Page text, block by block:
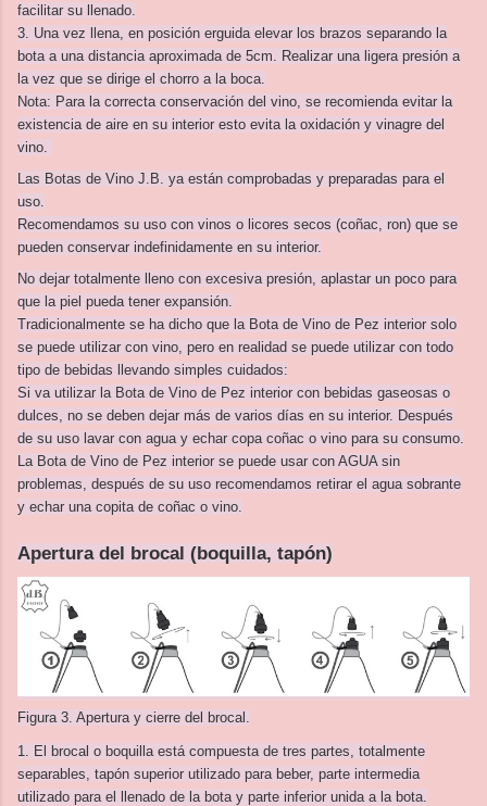
facilitar su llenado.
3. Una vez llena, en posición erguida elevar los brazos separando la
bota a una distancia aproximada de 5cm. Realizar una ligera presión a
la vez que se dirige el chorro a la boca.
Nota: Para la correcta conservación del vino, se recomienda evitar la
existencia de aire en su interior esto evita la oxidación y vinagre del
vino.
Las Botas de Vino J.B. ya están comprobadas y preparadas para el
uso.
Recomendamos su uso con vinos o licores secos (coñac, ron) que se
pueden conservar indefinidamente en su interior.
No dejar totalmente lleno con excesiva presión, aplastar un poco para
que la piel pueda tener expansión.
Tradicionalmente se ha dicho que la Bota de Vino de Pez interior solo
se puede utilizar con vino, pero en realidad se puede utilizar con todo
tipo de bebidas llevando simples cuidados:
Si va utilizar la Bota de Vino de Pez interior con bebidas gaseosas o
dulces, no se deben dejar más de varios días en su interior. Después
de su uso lavar con agua y echar copa coñac o vino para su consumo.
La Bota de Vino de Pez interior se puede usar con AGUA sin
problemas, después de su uso recomendamos retirar el agua sobrante
y echar una copita de coñac o vino.
Apertura del brocal (boquilla, tapón)
Figura 3. Apertura y cierre del brocal.
1. El brocal o boquilla está compuesta de tres partes, totalmente
separables, tapón superior utilizado para beber, parte intermedia
utilizado para el llenado de la bota y parte inferior unida a la bota.